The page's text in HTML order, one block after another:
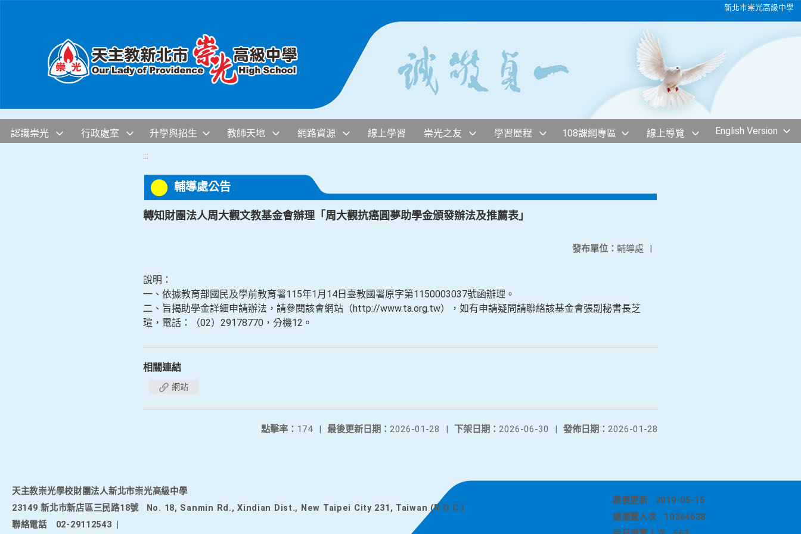
新北市崇光高級中學
認識崇光 行政處室 升學與招生 教師天地 網路資源 線上學習 崇光之友 學習歷程 108課綱專區 線上導覽 English Version
:::
輔導處公告
轉知財團法人周大觀文教基金會辦理「周大觀抗癌圓夢助學金頒發辦法及推薦表」
發布單位： 輔導處 |
說明：
一、依據教育部國民及學前教育署115年1月14日臺教國署原字第1150003037號函辦理。
二、旨揭助學金詳細申請辦法，請參閱該會網站（http://www.ta.org.tw），如有申請疑問請聯絡該基金會張副秘書長芝
瑄，電話：（02）29178770，分機12。
相關連結
網站
發佈日期： 2026-01-28
下架日期： 2026-06-30 |
最後更新日期： 2026-01-28 |
點擊率： 174 |
天主教崇光學校財團法人新北市崇光高級中學
23149 新北市新店區三民路18號
No. 18, Sanmin Rd., Xindian Dist., New Taipei City 231, Taiwan (R.O.C.)
聯絡電話
02-29112543
最後更新
2019-05-15
總瀏覽人次
10364638